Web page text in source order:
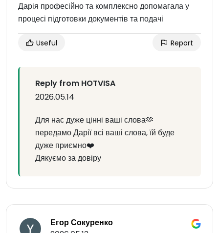
Дарія професійно та комплексно допомагала у
процесі підготовки документів та подачі
Useful Report
Reply from HOTVISA
2026.05.14
Для нас дуже цінні ваші слова🫶
передамо Дарії всі ваші слова, їй буде
дуже приємно❤️
Дякуємо за довіру
Егор Сокуренко